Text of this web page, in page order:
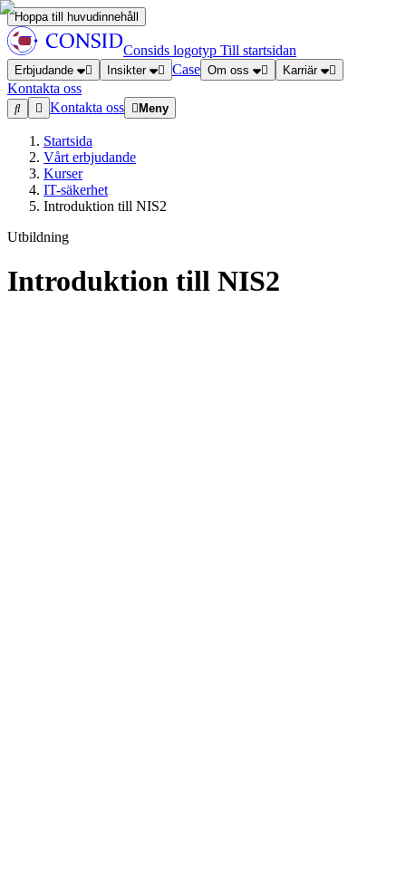
Hoppa till huvudinnehåll
Consids logotyp Till startsidan
Erbjudande Insikter Case Om oss Karriär
Kontakta oss
Kontakta oss
Meny
Startsida
Vårt erbjudande
Kurser
IT-säkerhet
Introduktion till NIS2
Utbildning
Introduktion till NIS2